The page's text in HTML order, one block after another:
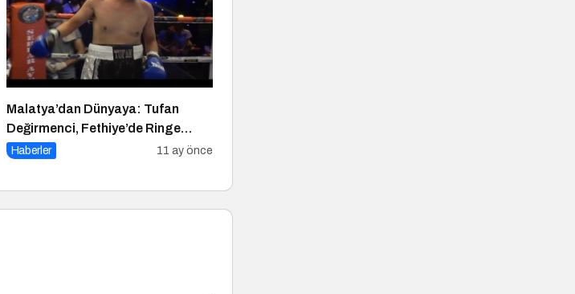
Malatya’dan Dünyaya: Tufan
Değirmenci, Fethiye’de Ringe
Çıkıyor
Haberler 11 ay önce